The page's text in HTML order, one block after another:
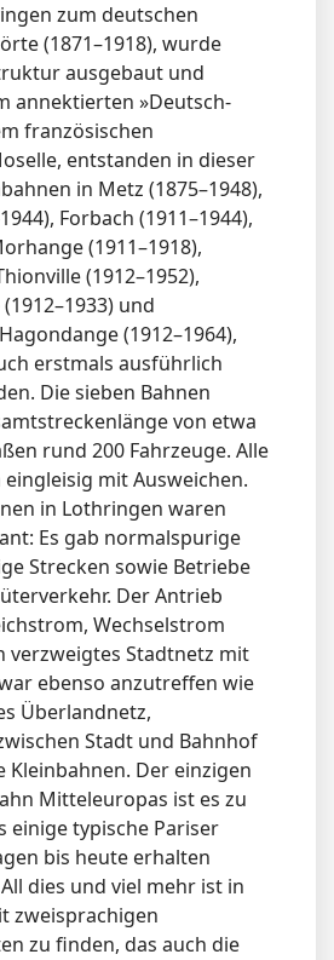
zum deutschen
(1871–1918), wurde
ausgebaut und
annektierten »Deutsch-
französischen
entstanden in dieser
in Metz (1875–1948),
Forbach (1911–1944),
(1911–1918),
(1912–1952),
und
(1912–1964),
erstmals ausführlich
Die sieben Bahnen
von etwa
rund 200 Fahrzeuge. Alle
mit Ausweichen.
in Lothringen waren
Es gab normalspurige
Strecken sowie Betriebe
Der Antrieb
Wechselstrom
verzweigtes Stadtnetz mit
ebenso anzutreffen wie
Überlandnetz,
Stadt und Bahnhof
Kleinbahnen. Der einzigen
Mitteleuropas ist es zu
einige typische Pariser
bis heute erhalten
dies und viel mehr ist in
zweisprachigen
zu finden, das auch die